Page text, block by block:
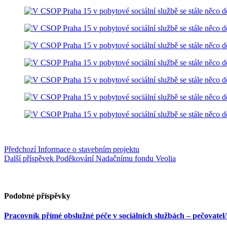
PředchozíInformace o stavebním projektu
Další příspěvek Poděkování Nadačnímu fondu Veolia
Podobné příspěvky
Pracovník přímé obslužné péče v sociálních službách –